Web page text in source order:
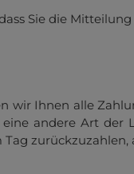
Sie die
wir Ihnen alle
eine andere Art